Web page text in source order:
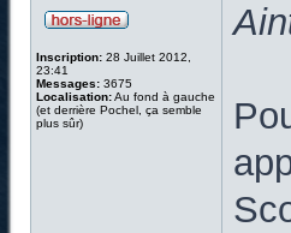
Inscription: 28 Juillet 2012,
23:41
Messages: 3675
Localisation:Au fond à gauche
(et derrière Pochel, ça semble
plus sûr)